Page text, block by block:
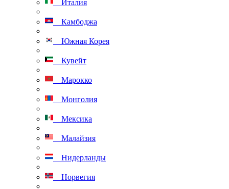
Италия
Камбоджа
Южная Корея
Кувейт
Марокко
Монголия
Мексика
Малайзия
Нидерланды
Норвегия